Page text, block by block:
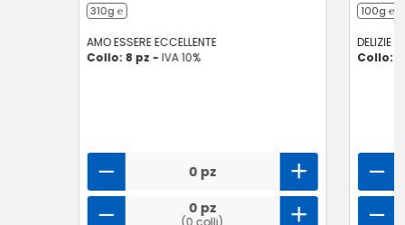
310g ℮
AMO ESSERE ECCELLENTE
Collo: 8 pz - IVA 10%
0 pz
0 pz
(0 colli)
100g ℮
DELIZIE
Collo: